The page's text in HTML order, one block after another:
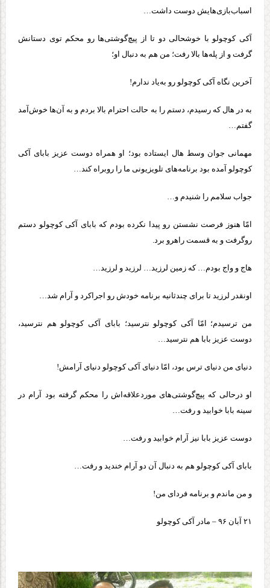
اسباب‌بازی‌هایش دوست داشت…
آکی کوچولو با خوشحالی دو تا از پیچ‌گوشتی‌ها رو محکم توی دستانش
گرفت و از پله‌ها بالا رفت؛ من هم به دنبال او؛
آخرین نگاه آکی کوچولو رو به‌یاد ندارم!
به در هال که رسیدم، دستم را به حالت احترام بالا بردم و به آن‌ها خوش‌آمد
گفتم…
مهمانی جوان وسط هال ایستاده بود؛ او همراه دوست عزیز بابای آکی
کوچولو آمده بود برنامه‌های تلویزیونی ما را روبراه کند…
جواب سلامم را شنیدم و…
امّا هنوز فرصت نشستن رو پیدا نکرده بودم که بابای آکی کوچولو دستم
روگرفت و به قسمت راهرو برد.
هاج و واج بودم… که زمین لرزید… لرزید و لرزید…
اونقدر لرزید تا برای چندثانیه برنامه خودش رو اجراکرد و آرام شد…
من ترسیدم؛ امّا آکی کوچولو نترسید؛ بابای آکی کوچولو هم نترسید،
دوست عزیز بابا هم نترسید…
دنیای من دنیای ترس بود، امّا دنیای آکی کوچولو دنیای آرامش!
او درحالی که پیچ‌گوشتی‌های موردعلاقه‌اش را محکم گرفته بود آرام در
سینه بابا خوابید و رفت…
دوست عزیز بابا نیز آرام خوابید و رفت…
بابای آکی کوچولو هم به دنبال آن دو آرام خندید و رفت…
و من ماندم و برنامه فردای من!
۲۱ آبان ۹۶ – مادر آکی کوچولو